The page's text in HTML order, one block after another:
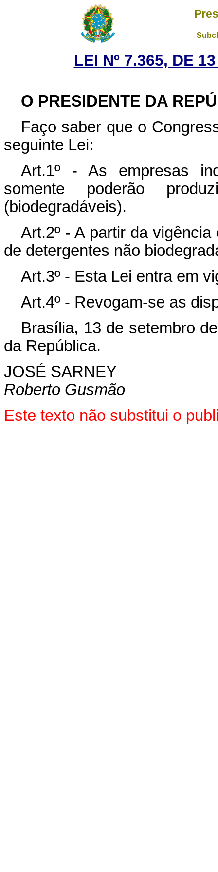
LEI Nº 7.365, DE
O PRESIDENTE DA
Faço saber que o
seguinte Lei:
Art.1º - As empresas
somente poderão
(biodegradáveis).
Art.2º - A partir da
de detergentes não
Art.3º - Esta Lei entra em
Art.4º - Revogam-se as
Brasília, 13 de setembro
da República.
JOSÉ SARNEY
Roberto Gusmão
Este texto não substitui o